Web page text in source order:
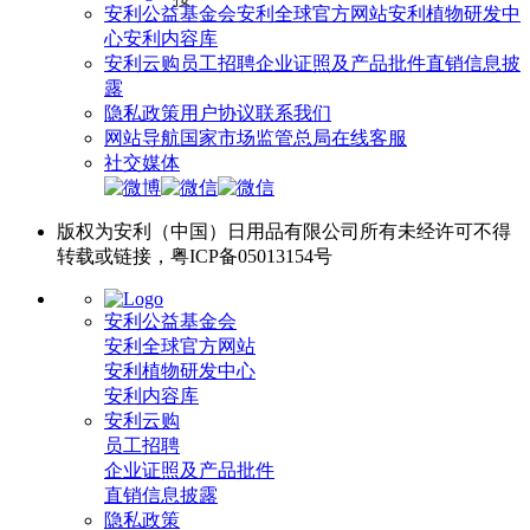
安利公益基金会安利全球官方网站安利植物研发中
心安利内容库
安利云购 员工招聘企业证照及产品批件直销信息披
露
隐私政策用户协议联系我们
网站导航国家市场监管总局在线客服
社交媒体
版权为安利（中国）日用品有限公司所有未经许可不得
转载或链接，粤ICP备05013154号
安利公益基金会
安利全球官方网站
安利植物研发中心
安利内容库
安利云购
员工招聘
企业证照及产品批件
直销信息披露
隐私政策